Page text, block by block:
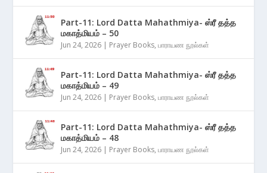
Part-11: Lord Datta Mahathmiya- ஸ்ரீ தத்த
மகாத்மியம் – 50
Jun 24, 2026 | Prayer Books,பாராயண நூல்கள்
Part-11: Lord Datta Mahathmiya- ஸ்ரீ தத்த
மகாத்மியம் – 49
Jun 24, 2026 | Prayer Books,பாராயண நூல்கள்
Part-11: Lord Datta Mahathmiya- ஸ்ரீ தத்த
மகாத்மியம் – 48
Jun 24, 2026 | Prayer Books,பாராயண நூல்கள்